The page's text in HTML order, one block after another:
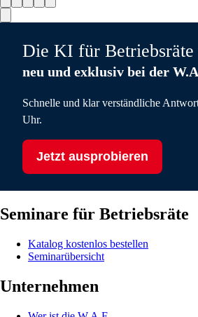
Die KI für Betriebsräte
neu und exklusiv bei der
Schnelle und klar verständliche
Uhr.
Jetzt ausprobieren
Seminare für Betriebsräte
Katalog kostenlos bestellen
Seminarübersicht
Unternehmen